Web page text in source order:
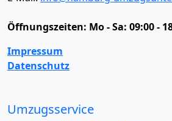
Öffnungszeiten: Mo - Sa: 09:00 -
Impressum
Datenschutz
Umzugsservice